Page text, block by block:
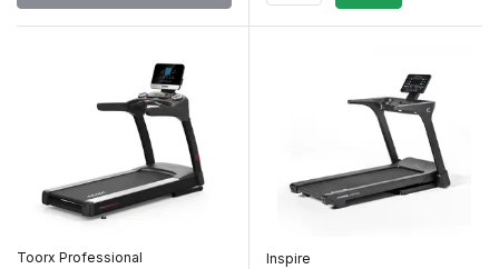
Toorx Professional Inspire